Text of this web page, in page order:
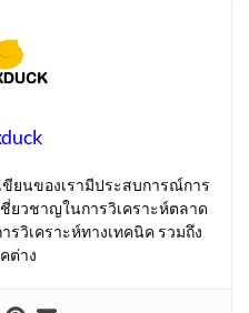
ขียนของเรามีประสบการณ์การ
ยวชาญในการวิเคราะห์ตลาด
รวิเคราะห์ทางเทคนิค รวมถึง
ต่าง